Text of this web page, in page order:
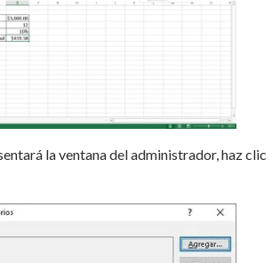
la ventana del administrador, haz clic